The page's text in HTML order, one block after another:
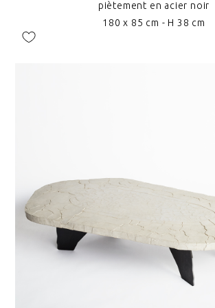
piètement en acier noir
180 x 85 cm - H 38 cm